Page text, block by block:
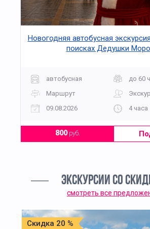
Новогодняя автобусная
поисках Дедушки
автобусная
до 60
Маршрут
09.08.2026
4 часа
800руб.
ЭКСКУРСИИ СО
смотреть все
Скидка 20 %